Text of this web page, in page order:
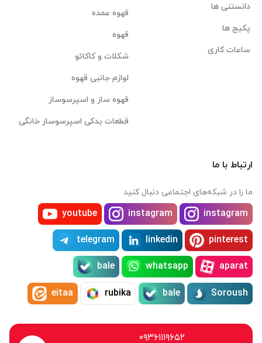
دانستنی ها
پکیج ها
ساعات کاری
قهوه عمده
قهوه
شکلات و کاکائو
لوازم جانبی قهوه
قهوه ساز و اسپرسوساز
قطعات یدکی اسپرسوساز خانگی
ارتباط با ما
ما را در شبکه‌های اجتماعی دنبال کنید
instagram
instagram
youtube
pinterest
linkedin
telegram
aparat
whatsapp
bale
Soroush
bale
rubika
eitaa
۰۹۳۶۱۱۱۹۶۵۲